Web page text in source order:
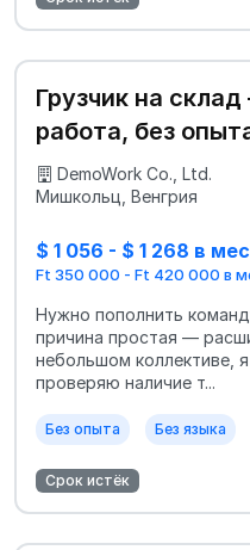
Грузчик на
работа, без
DemoWork Co., Ltd.
Мишкольц, Венгрия
$ 1 056 - $ 1 268 в
Ft 350 000 - Ft 420 000 в
Нужно пополнить
причина простая —
небольшом коллективе,
проверяю наличие т...
Без опыта Без языка
Срок истёк